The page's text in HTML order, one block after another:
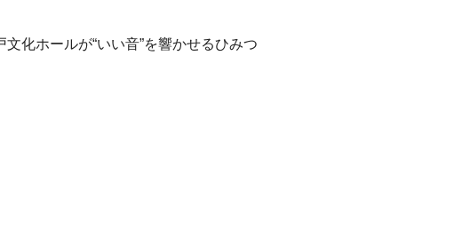
化ホールが“いい音”を響かせるひみつ